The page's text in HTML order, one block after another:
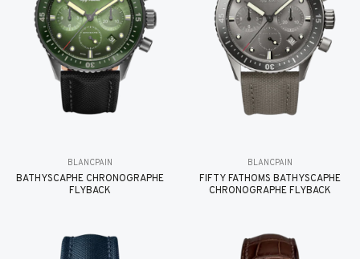
BLANCPAIN
BATHYSCAPHE CHRONOGRAPHE
FLYBACK
BLANCPAIN
FIFTY FATHOMS BATHYSCAPHE
CHRONOGRAPHE FLYBACK